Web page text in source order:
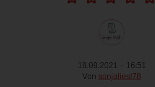
19.09.2021 – 16:51
Von sonjaliest78